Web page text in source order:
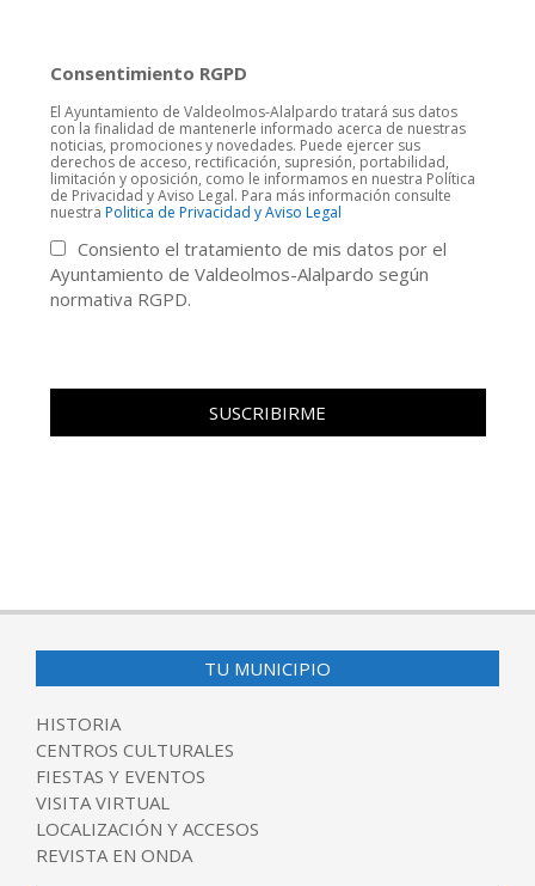
Consentimiento RGPD
El Ayuntamiento de Valdeolmos-Alalpardo tratará sus datos
con la finalidad de mantenerle informado acerca de nuestras
noticias, promociones y novedades. Puede ejercer sus
derechos de acceso, rectificación, supresión, portabilidad,
limitación y oposición, como le informamos en nuestra Política
de Privacidad y Aviso Legal. Para más información consulte
nuestra Politica de Privacidad y Aviso Legal
Consiento el tratamiento de mis datos por el
Ayuntamiento de Valdeolmos-Alalpardo según
normativa RGPD.
TU MUNICIPIO
HISTORIA
CENTROS CULTURALES
FIESTAS Y EVENTOS
VISITA VIRTUAL
LOCALIZACIÓN Y ACCESOS
REVISTA EN ONDA